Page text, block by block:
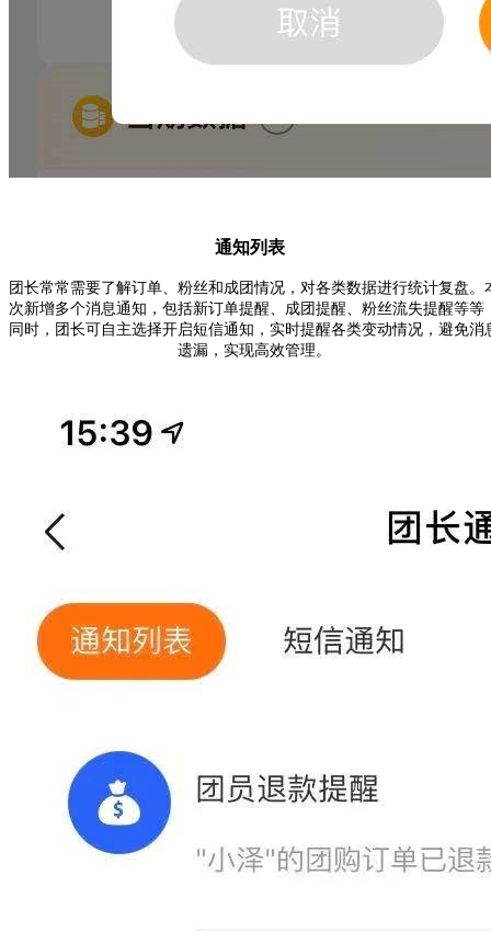
通知列表
团长常常需要了解订单、粉丝和成团情况，对各类数据进行统计复盘。
次新增多个消息通知 ，包括新订单提醒、成团提醒、粉丝流失提醒等等
同时，团长可自主选择开启短信通知 ，实时提醒各类变动情况，避免消
遗漏，实现高效管理。